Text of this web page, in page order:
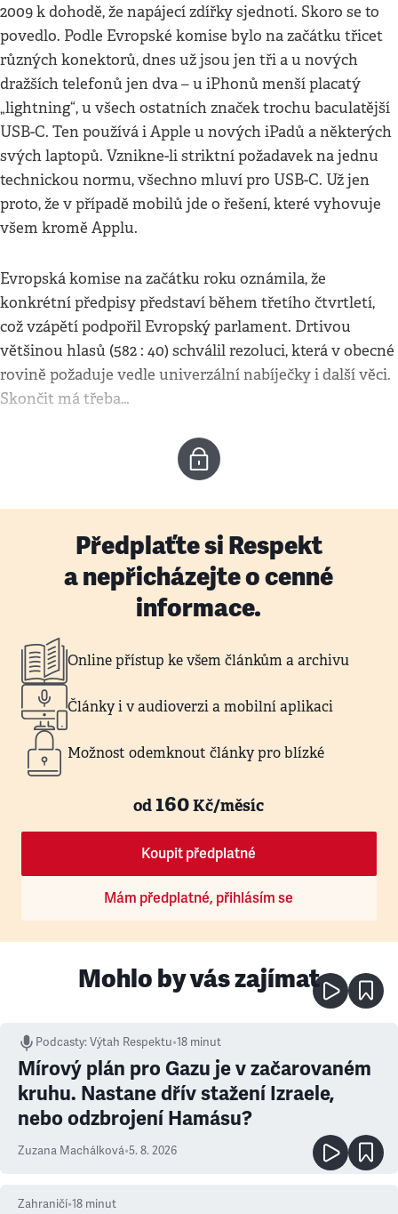
2009 k dohodě, že napájecí zdířky sjednotí. Skoro se to
povedlo. Podle Evropské komise bylo na začátku třicet
různých konektorů, dnes už jsou jen tři a u nových
dražších telefonů jen dva – u iPhonů menší placatý
„lightning“, u všech ostatních značek trochu baculatější
USB-C. Ten používá i Apple u nových iPadů a některých
svých laptopů. Vznikne-li striktní požadavek na jednu
technickou normu, všechno mluví pro USB-C. Už jen
proto, že v případě mobilů jde o řešení, které vyhovuje
všem kromě Applu.
Evropská komise na začátku roku oznámila, že
konkrétní předpisy představí během třetího čtvrtletí,
což vzápětí podpořil Evropský parlament. Drtivou
většinou hlasů (582 : 40) schválil rezoluci, která v obecné
rovině požaduje vedle univerzální nabíječky i další věci.
Skončit má třeba…
Předplaťte si Respekt
a nepřicházejte o cenné
informace.
Online přístup ke všem článkům a archivu
Články i v audioverzi a mobilní aplikaci
Možnost odemknout články pro blízké
od160Kč/měsíc
Koupit předplatné
Mám předplatné, přihlásím se
Mohlo by vás zajímat
Podcasty:Výtah Respektu•18 minut
Mírový plán pro Gazu je v začarovaném
kruhu. Nastane dřív stažení Izraele,
nebo odzbrojení Hamásu?
Zuzana Machálková•5. 8. 2026
Zahraničí•18 minut